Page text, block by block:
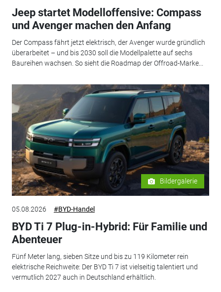
Jeep startet Modelloffensive: Compass
und Avenger machen den Anfang
Der Compass fährt jetzt elektrisch, der Avenger wurde gründlich
überarbeitet – und bis 2030 soll die Modellpalette auf sechs
Baureihen wachsen. So sieht die Roadmap der Offroad-Marke...
Bildergalerie
05.08.2026 #BYD-Handel
BYD Ti 7 Plug-in-Hybrid: Für Familie und
Abenteuer
Fünf Meter lang, sieben Sitze und bis zu 119 Kilometer rein
elektrische Reichweite: Der BYD Ti 7 ist vielseitig talentiert und
vermutlich 2027 auch in Deutschland erhältlich.